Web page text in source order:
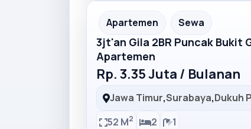
Partner Ad
Apartemen Sewa
3jt'an Gila 2BR Puncak Bukit
Apartemen
Rp. 3.35 Juta / Bulanan
Jawa Timur,Surabaya,Dukuh
52 M2 2 1